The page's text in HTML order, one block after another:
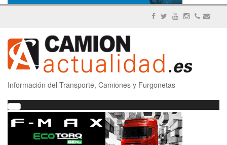
Información del Transporte, Camiones y Furgonetas